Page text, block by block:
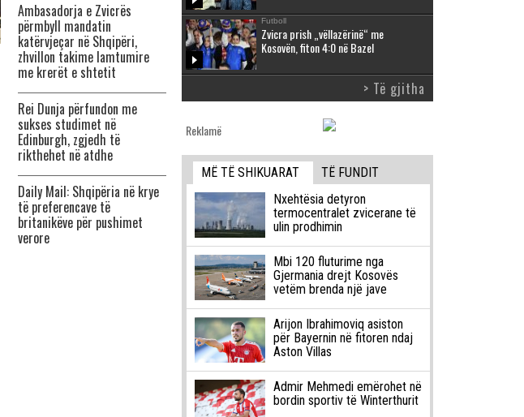
Ambasadorja e Zvicrës
përmbyll mandatin
katërvjeçar në Shqipëri,
zhvillon takime lamtumire
me krerët e shtetit
Rei Dunja përfundon me
sukses studimet në
Edinburgh, zgjedh të
rikthehet në atdhe
Daily Mail: Shqipëria në krye
të preferencave të
britanikëve për pushimet
verore
Futboll
Zvicra prish „vëllazërinë“ me
Kosovën, fiton 4:0 në Bazel
> Të gjitha
Reklamë
MË TË SHIKUARAT
TË FUNDIT
Nxehtësia detyron
termocentralet zvicerane të
ulin prodhimin
Mbi 120 fluturime nga
Gjermania drejt Kosovës
vetëm brenda një jave
Arijon Ibrahimoviq asiston
për Bayernin në fitoren ndaj
Aston Villas
Admir Mehmedi emërohet në
bordin sportiv të Winterthurit